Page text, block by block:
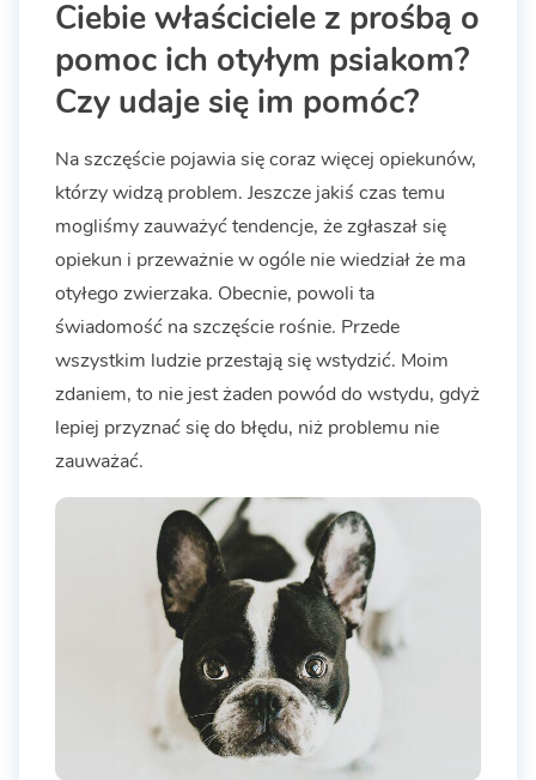
Ciebie właściciele z prośbą o
pomoc ich otyłym psiakom?
Czy udaje się im pomóc?
Na szczęście pojawia się coraz więcej opiekunów,
którzy widzą problem. Jeszcze jakiś czas temu
mogliśmy zauważyć tendencje, że zgłaszał się
opiekun i przeważnie w ogóle nie wiedział że ma
otyłego zwierzaka. Obecnie, powoli ta
świadomość na szczęście rośnie. Przede
wszystkim ludzie przestają się wstydzić. Moim
zdaniem, to nie jest żaden powód do wstydu, gdyż
lepiej przyznać się do błędu, niż problemu nie
zauważać.